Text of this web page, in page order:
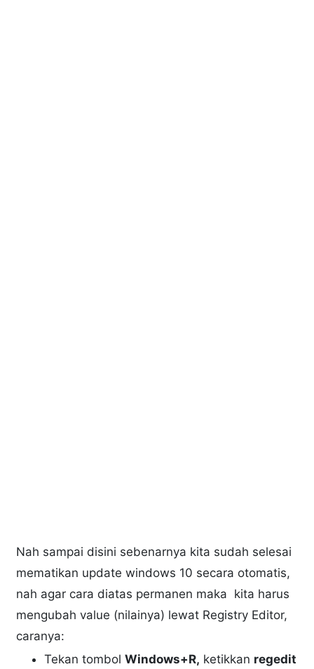
Nah sampai disini sebenarnya kita sudah selesai
mematikan update windows 10 secara otomatis,
nah agar cara diatas permanen maka kita harus
mengubah value (nilainya) lewat Registry Editor,
caranya:
Tekan tombolWindows+R, ketikkan regedit